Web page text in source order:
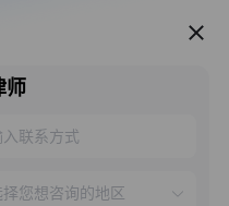
服务推荐
师